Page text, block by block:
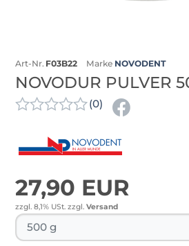
Art-Nr. F03B22 Marke NOVODENT
NOVODUR PULVER
(0)
27,90 EUR
zzgl. 8,1% USt. zzgl. Versand